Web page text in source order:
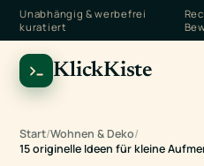
Unabhängig & werbefrei
kuratiert
KlickKiste
Start/Wohnen & Deko/
15 originelle Ideen für kleine